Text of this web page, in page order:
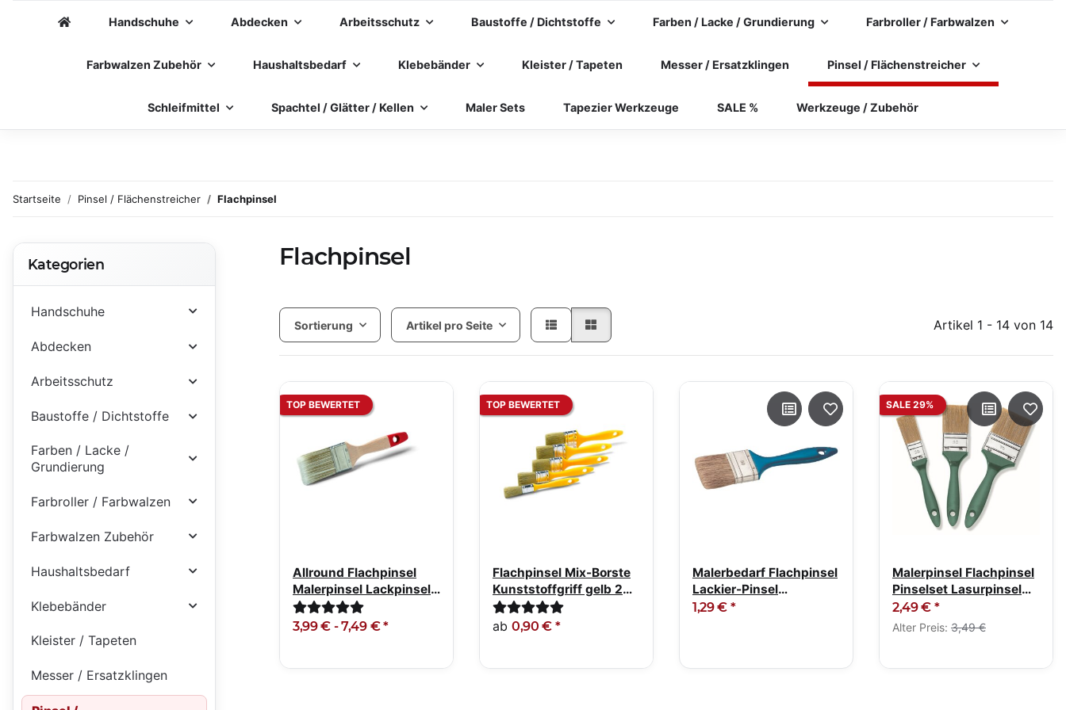
Handschuhe Abdecken Arbeitsschutz Baustoffe / Dichtstoffe Farben / Lacke / Grundierung Farbroller / Farbwalzen
Farbwalzen Zubehör Haushaltsbedarf Klebebänder Kleister / Tapeten Messer / Ersatzklingen Pinsel / Flächenstreicher
Schleifmittel Spachtel / Glätter / Kellen Maler Sets Tapezier Werkzeuge SALE % Werkzeuge / Zubehör
Startseite Pinsel / Flächenstreicher Flachpinsel
Flachpinsel
Sortierung Artikel pro Seite Artikel 1 - 14 von 14
TOP BEWERTET
Allround Flachpinsel
Malerpinsel Lackpinsel
30-70mm
3,99 € -7,49 €*
TOP BEWERTET
Flachpinsel Mix-Borste
Kunststoffgriff gelb 20-
100mm
ab 0,90 € *
Malerbedarf Flachpinsel
Lackier-Pinsel
Malerpinsel 50mm
1,29 € *
SALE 29%
Malerpinsel Flachpinsel
Pinselset Lasurpinsel
Set 3-tlg
2,49 € *
Alter Preis: 3,49 €
Kategorien
Handschuhe
Abdecken
Arbeitsschutz
Baustoffe / Dichtstoffe
Farben / Lacke /
Grundierung
Farbroller / Farbwalzen
Farbwalzen Zubehör
Haushaltsbedarf
Klebebänder
Kleister / Tapeten
Messer / Ersatzklingen